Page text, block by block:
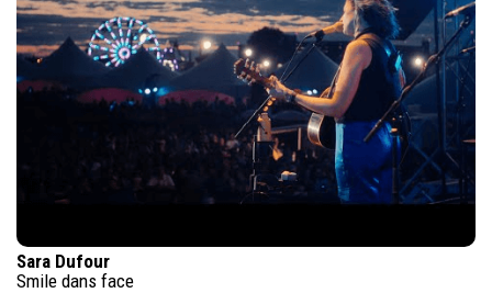
Sara Dufour
Smile dans face